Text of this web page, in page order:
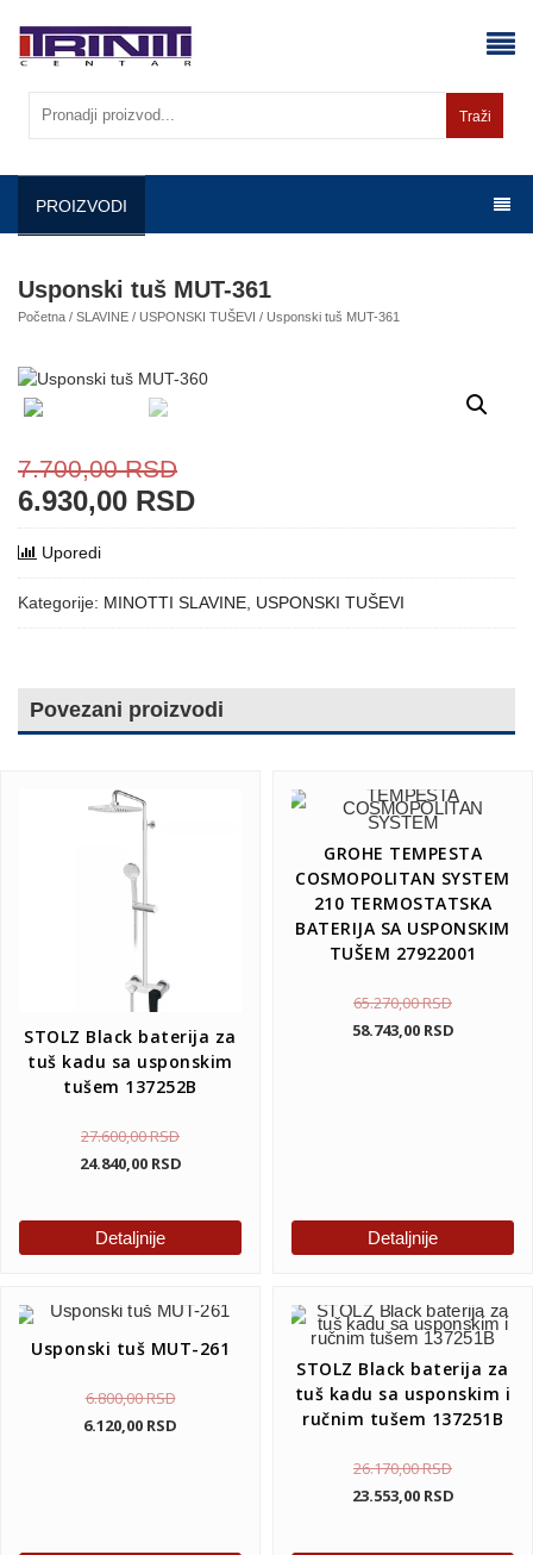
content
Traži
PROIZVODI
Usponski tuš MUT-361
Početna / SLAVINE / USPONSKI TUŠEVI / Usponski tuš MUT-361
7.700,00RSD
6.930,00 RSD
Uporedi
Kategorije: MINOTTI SLAVINE USPONSKI TUŠEVI
Povezani proizvodi
STOLZ Black baterija za
tuš kadu sa usponskim
tušem 137252B
27.600,00RSD
24.840,00 RSD
Detaljnije
GROHE TEMPESTA
COSMOPOLITAN SYSTEM
210 TERMOSTATSKA
BATERIJA SA USPONSKIM
TUŠEM 27922001
65.270,00RSD
58.743,00 RSD
Detaljnije
Usponski tuš MUT-261
6.800,00RSD
6.120,00 RSD
STOLZ Black baterija za
tuš kadu sa usponskim i
ručnim tušem 137251B
26.170,00RSD
23.553,00 RSD